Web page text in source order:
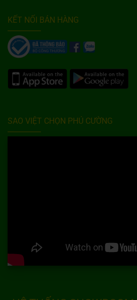
KẾT NỐI BÁN HÀNG
SAO VIỆT CHỌN PHÚ CƯỜNG